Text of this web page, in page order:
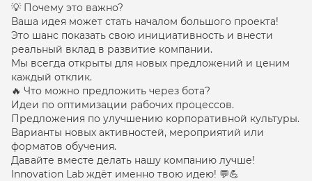
💡 Почему это важно?
Ваша идея может стать началом большого проекта!
Это шанс показать свою инициативность и внести
реальный вклад в развитие компании.
Мы всегда открыты для новых предложений и ценим
каждый отклик.
🔥 Что можно предложить через бота?
Идеи по оптимизации рабочих процессов.
Предложения по улучшению корпоративной культуры.
Варианты новых активностей, мероприятий или
форматов обучения.
Давайте вместе делать нашу компанию лучше!
Innovation Lab ждёт именно твою идею! 💬💪